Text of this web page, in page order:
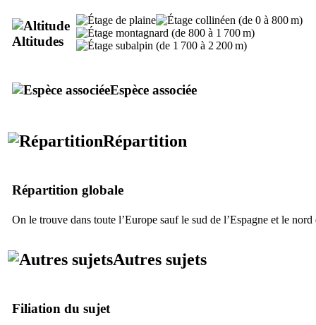
Altitudes
Espèce associée
Répartition
Répartition globale
On le trouve dans toute l’Europe sauf le sud de l’Espagne et le
Autres sujets
Filiation du sujet